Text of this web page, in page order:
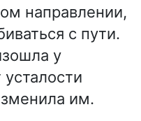
направлении,
с пути.
у
им.